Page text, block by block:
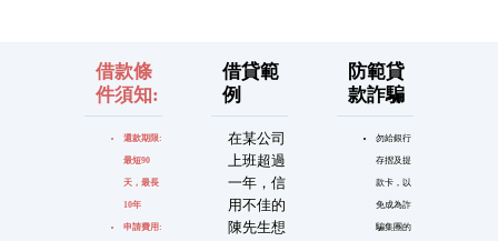
借款條
件須知:
還款期限:
最短90
天，最長
10年
申請費用:
借貸範
例
在某公司
上班超過
一年，信
用不佳的
陳先生想
防範貸
款詐騙
勿給銀行
存摺及提
款卡，以
免成為詐
騙集團的